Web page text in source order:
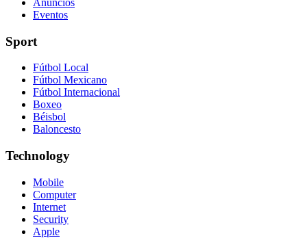
Anuncios
Eventos
Sport
Fútbol Local
Fútbol Mexicano
Fútbol Internacional
Boxeo
Béisbol
Baloncesto
Technology
Mobile
Computer
Internet
Security
Apple